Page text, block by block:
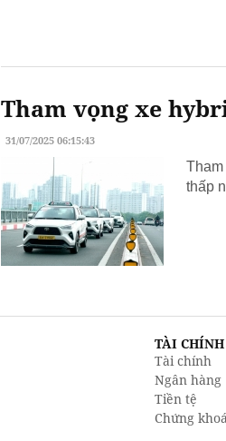
Tham vọng xe
31/07/2025 06:15:43
thấp
TÀI
Tài chính
Ngân hàng
Tiền tệ
Chứng